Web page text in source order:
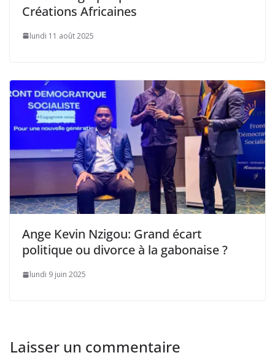
Créations Africaines
lundi 11 août 2025
Ange Kevin Nzigou: Grand écart
politique ou divorce à la gabonaise ?
lundi 9 juin 2025
Laisser un commentaire